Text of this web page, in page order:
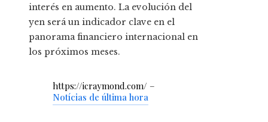
interés en aumento. La evolución del
yen será un indicador clave en el
panorama financiero internacional en
los próximos meses.
https://icraymond.com/ –
Notícias de última hora